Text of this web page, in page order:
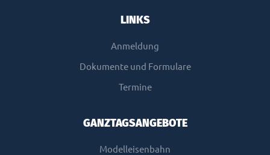
LINKS
Anmeldung
Dokumente und Formulare
Termine
GANZTAGSANGEBOTE
Modelleisenbahn